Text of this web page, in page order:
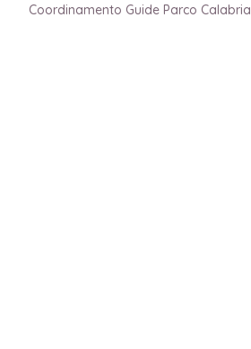
Coordinamento Guide Parco Calabria